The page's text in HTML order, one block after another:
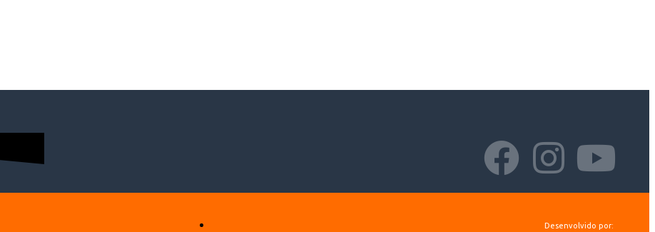
Desenvolvido por: